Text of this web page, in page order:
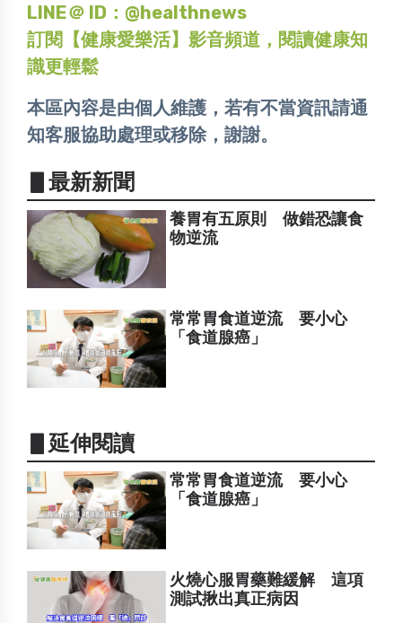
LINE＠ ID：@healthnews
訂閱【健康愛樂活】影音頻道，閱讀健康知
識更輕鬆
本區內容是由個人維護，若有不當資訊請通
知客服協助處理或移除，謝謝。
▋最新新聞
養胃有五原則 做錯恐讓食
物逆流
常常胃食道逆流 要小心
「食道腺癌」
▋延伸閱讀
常常胃食道逆流 要小心
「食道腺癌」
火燒心服胃藥難緩解 這項
測試揪出真正病因